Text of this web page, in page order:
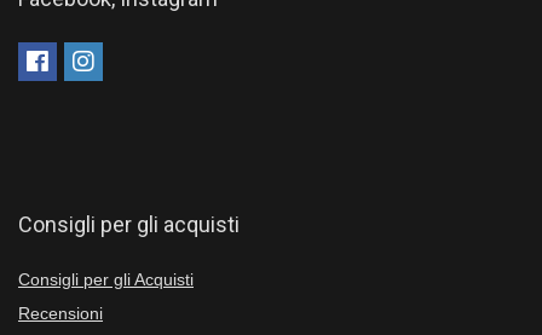
Consigli per gli acquisti
Consigli per gli Acquisti
Recensioni